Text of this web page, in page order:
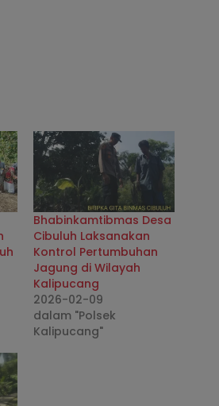
Bhabinkamtibmas Desa
Cibuluh Laksanakan
Kontrol Pertumbuhan
Jagung di Wilayah
Kalipucang
2026-02-09
dalam "Polsek
Kalipucang"